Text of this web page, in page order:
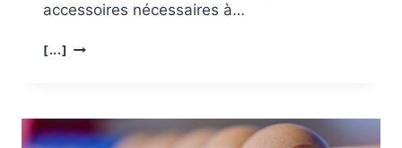
accessoires nécessaires à…
[...] QUEL
DU
MACRAMÉ ?